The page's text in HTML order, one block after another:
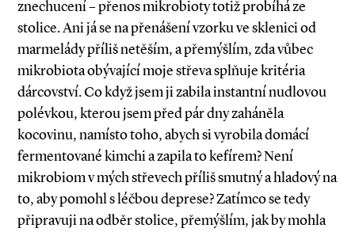
znechucení – přenos mikrobioty totiž probíhá ze
stolice. Ani já se na přenášení vzorku ve sklenici od
marmelády příliš netěším, a přemýšlím, zda vůbec
mikrobiota obývající moje střeva splňuje kritéria
dárcovství. Co když jsem ji zabila instantní nudlovou
polévkou, kterou jsem před pár dny zaháněla
kocovinu, namísto toho, abych si vyrobila domácí
fermentované kimchi a zapila to kefírem? Není
mikrobiom v mých střevech příliš smutný a hladový na
to, aby pomohl s léčbou deprese? Zatímco se tedy
připravuji na odběr stolice, přemýšlím, jak by mohla